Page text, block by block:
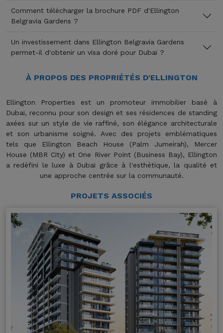
Comment télécharger la brochure PDF d'Ellington
Belgravia Gardens ?
Un investissement dans Ellington Belgravia Gardens
permet-il d'obtenir un visa doré pour Dubaï ?
À PROPOS DES PROPRIÉTÉS D'ELLINGTON
Ellington Properties est un promoteur immobilier basé à
Dubaï, reconnu pour son design et ses résidences de standing
axées sur un style de vie raffiné, son élégance architecturale
et son urbanisme soigné. Avec des projets emblématiques
tels que Ellington Beach House (Palm Jumeirah), Mercer
House (MBR City) et One River Point (Business Bay), Ellington
a redéfini le luxe à Dubaï grâce à l'esthétique, la qualité et
une approche centrée sur la communauté.
PROJETS ASSOCIÉS